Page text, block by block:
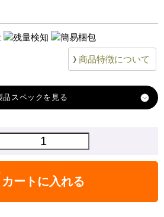
商品特徴について
ザー
カートに入れる